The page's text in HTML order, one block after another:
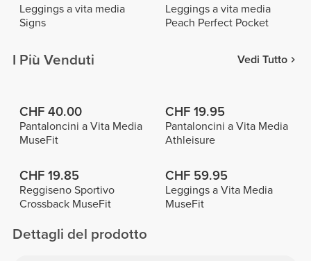
Leggings a vita media
Signs
Leggings a vita media
Peach Perfect Pocket
I Più Venduti Vedi Tutto
CHF 40.00
Pantaloncini a Vita Media
MuseFit
CHF 19.95
Pantaloncini a Vita Media
Athleisure
CHF 19.85
Reggiseno Sportivo
Crossback MuseFit
CHF 59.95
Leggings a Vita Media
MuseFit
Dettagli del prodotto